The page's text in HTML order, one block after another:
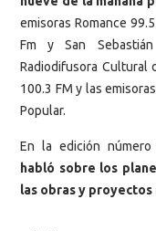
emisoras Romance
Fm y San
Radiodifusora Cultural
100.3 FM y las
Popular.
En la edición número
habló sobre los
las obras y